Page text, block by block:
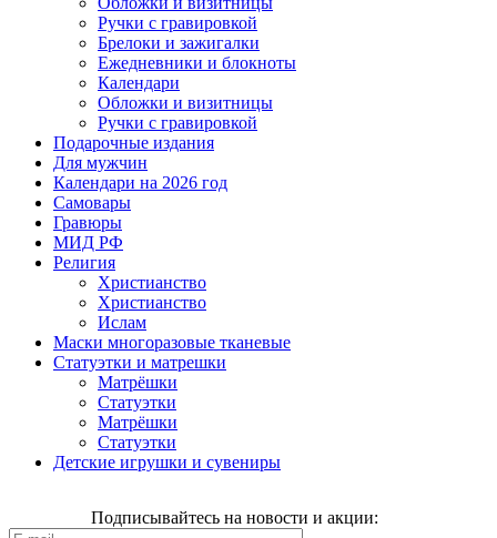
Ручки с гравировкой
Брелоки и зажигалки
Ежедневники и блокноты
Календари
Обложки и визитницы
Ручки с гравировкой
Подарочные издания
Для мужчин
Календари на 2026 год
Самовары
Гравюры
МИД РФ
Религия
Христианство
Христианство
Ислам
Маски многоразовые тканевые
Статуэтки и матрешки
Матрёшки
Статуэтки
Матрёшки
Статуэтки
Детские игрушки и сувениры
Подписывайтесь на новости и акции: